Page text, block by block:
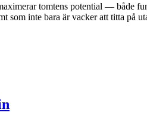
tomtens potential — både
som inte bara är vacker att titta på